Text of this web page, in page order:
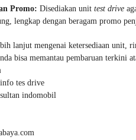
Promo: Disediakan unit test drive
lengkap dengan beragam promo
lanjut mengenai ketersediaan unit,
bisa memantau pembaruan terkini
tes drive
indomobil